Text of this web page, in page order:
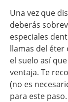
Una vez que
deberás
especiales
llamas del
el suelo así
ventaja. Te
(no es
para este paso.